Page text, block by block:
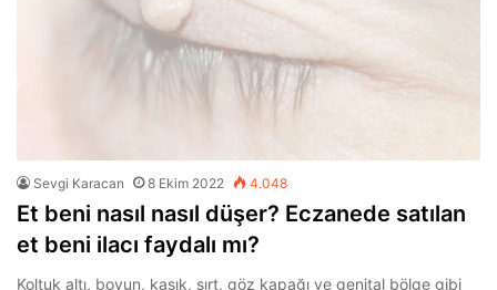
Sevgi Karacan 8 Ekim 2022 4.048
Et beni nasıl nasıl düşer? Eczanede satılan
et beni ilacı faydalı mı?
Koltuk altı, boyun, kasık, sırt, göz kapağı ve genital bölge gibi